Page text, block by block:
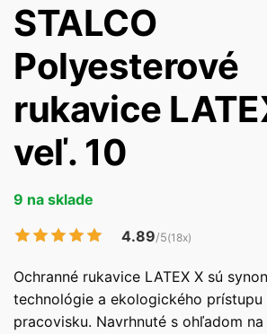
STALCO
Polyesterové
rukavice
veľ. 10
9 na sklade
4.89/5(18x)
Ochranné rukavice LATEX X sú
technológie a ekologického prístupu
pracovisku. Navrhnuté s ohľadom